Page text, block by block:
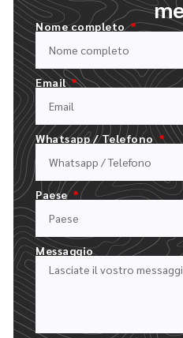
CARICARE IL LOGO E
Nome completo
Email
Whatsapp / Telefono
Paese
Messaggio